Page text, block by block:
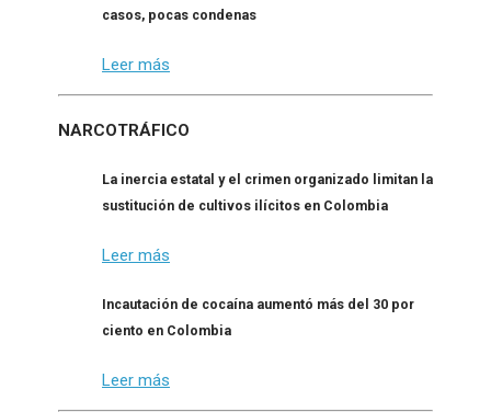
casos, pocas condenas
Leer más
NARCOTRÁFICO
La inercia estatal y el crimen organizado limitan la
sustitución de cultivos ilícitos en Colombia
Leer más
Incautación de cocaína aumentó más del 30 por
ciento en Colombia
Leer más